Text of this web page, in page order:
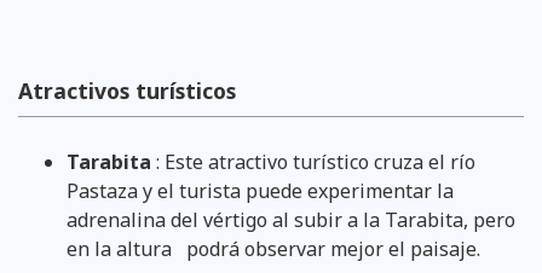
Atractivos turísticos
Tarabita : Este atractivo turístico cruza el río
Pastaza y el turista puede experimentar la
adrenalina del vértigo al subir a la Tarabita, pero
en la altura podrá observar mejor el paisaje.